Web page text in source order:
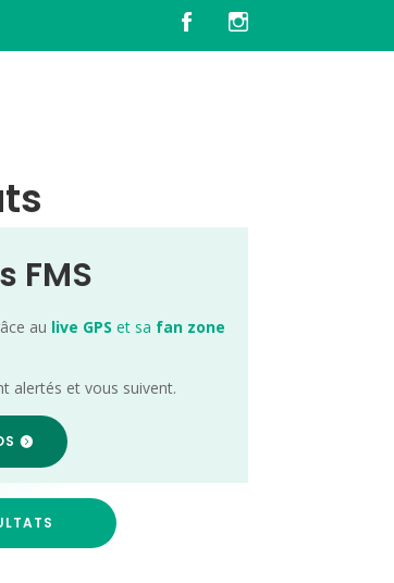
FMS
au live GPS et sa fan zone
alertés et vous suivent.